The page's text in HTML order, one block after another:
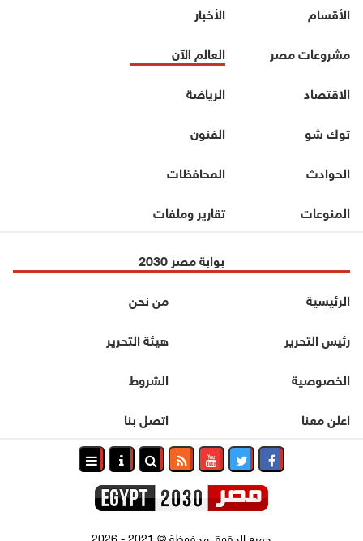
الأقسام
الأخبار
مشروعات مصر
العالم الآن
الاقتصاد
الرياضة
توك شو
الفنون
الحوادث
المحافظات
المنوعات
تقارير وملفات
بوابة مصر 2030
الرئيسية
من نحن
رئيس التحرير
هيئة التحرير
الخصوصية
الشروط
اعلن معنا
اتصل بنا
جميع الحقوق محفوظة©